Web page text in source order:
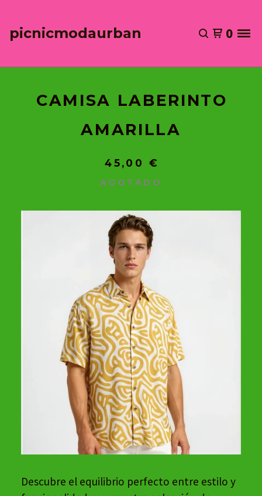
picnicmodaurban 0
CAMISA LABERINTO
AMARILLA
45,00 €
AGOTADO
Descubre el equilibrio perfecto entre estilo y